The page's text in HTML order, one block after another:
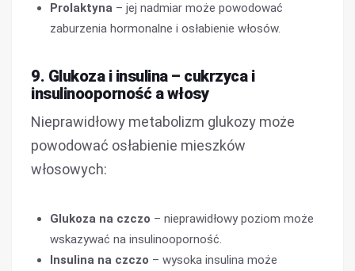
Prolaktyna – jej nadmiar może powodować
zaburzenia hormonalne i osłabienie włosów.
9. Glukoza i insulina – cukrzyca i
insulinooporność a włosy
Nieprawidłowy metabolizm glukozy może
powodować osłabienie mieszków
włosowych:
Glukoza na czczo – nieprawidłowy poziom może
wskazywać na insulinooporność.
Insulina na czczo – wysoka insulina może